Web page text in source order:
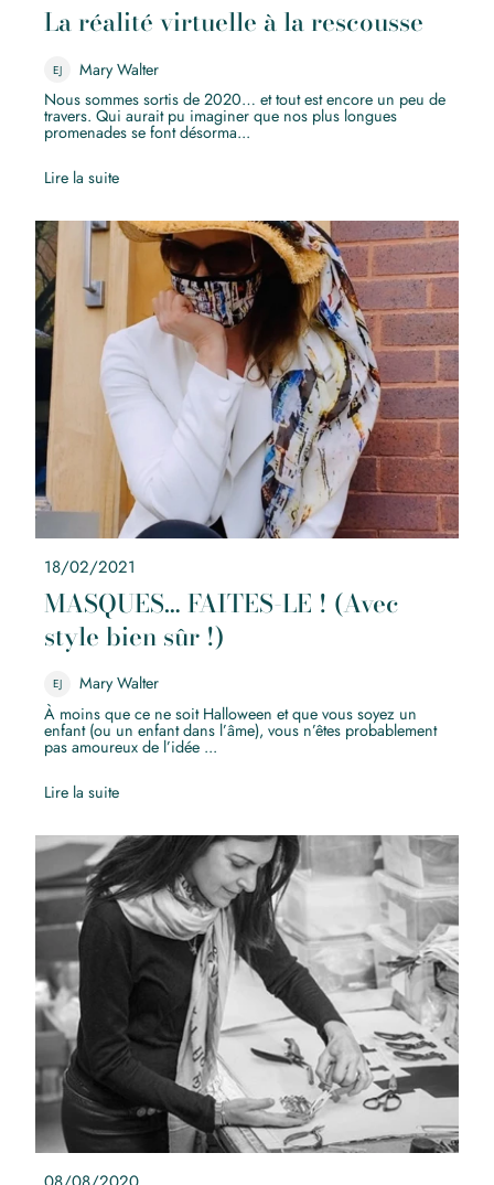
La réalité virtuelle à la rescousse
EJ
Mary Walter
Nous sommes sortis de 2020… et tout est encore un peu de
travers. Qui aurait pu imaginer que nos plus longues
promenades se font désorma...
Lire la suite
MASQUES… FAITES-LE ! (Avec style bien sûr !)
18/02/2021
MASQUES… FAITES-LE ! (Avec
style bien sûr !)
EJ
Mary Walter
À moins que ce ne soit Halloween et que vous soyez un
enfant (ou un enfant dans l’âme), vous n’êtes probablement
pas amoureux de l’idée ...
Lire la suite
SI VOUS CONNAISSEZ SUZI COMME NOUS CONNAISSONS